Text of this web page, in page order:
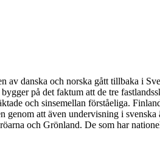
av danska och norska gått tillbaka i
på det faktum att de tre
och sinsemellan förståeliga.
genom att även undervisning i
och Grönland. De som har